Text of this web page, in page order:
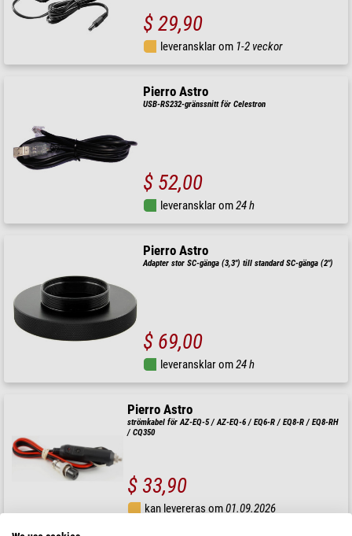
$ 29,90
leveransklar om 1-2 veckor
Pierro Astro
USB-RS232-gränssnitt för Celestron
$ 52,00
leveransklar om24 h
Pierro Astro
Adapter stor SC-gänga (3,3") till standard SC-gänga (2")
$ 69,00
leveransklar om24 h
Pierro Astro
strömkabel för AZ-EQ-5 / AZ-EQ-6 / EQ6-R / EQ8-R / EQ8-RH
/ CQ350
$ 33,90
kan levereras om01.09.2026